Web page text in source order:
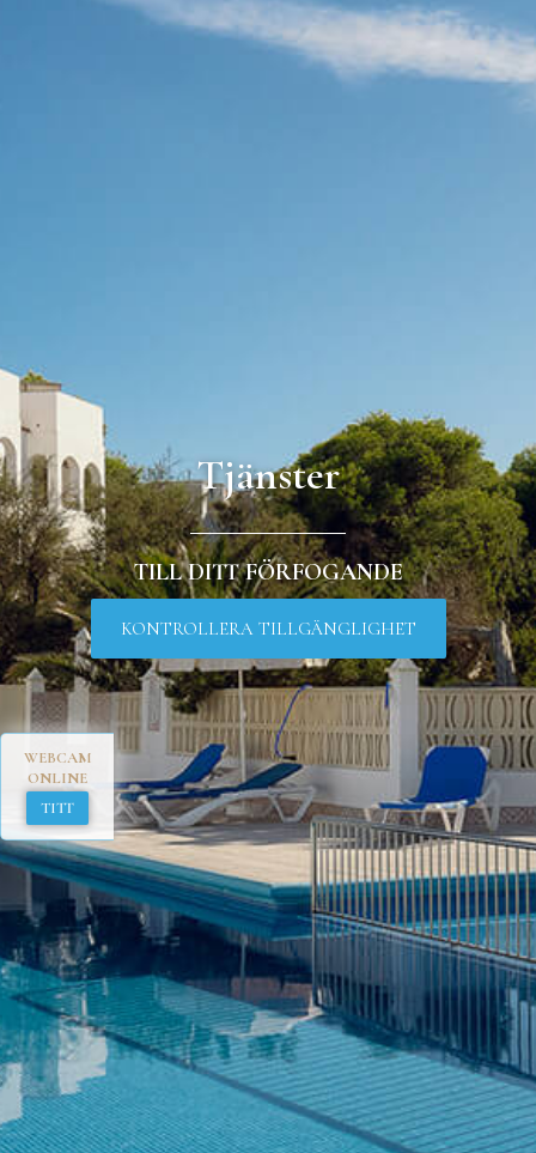
Tjänster
TILL DITT FÖRFOGANDE
KONTROLLERA TILLGÄNGLIGHET
WEBCAM
ONLINE
TITT